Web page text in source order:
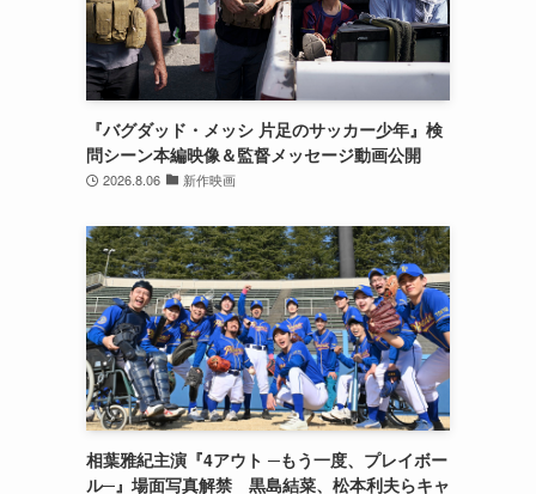
『バグダッド・メッシ 片足のサッカー少年』検
問シーン本編映像＆監督メッセージ動画公開
2026.8.06 新作映画
相葉雅紀主演『4アウト ─もう一度、プレイボー
ル─』場面写真解禁 黒島結菜、松本利夫らキャ